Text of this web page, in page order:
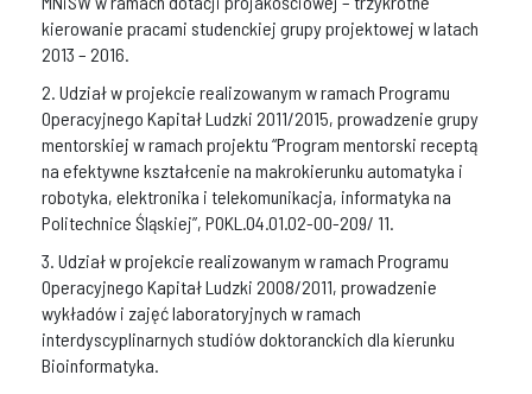
kierowanie pracami studenckiej grupy projektowej w latach
2013 – 2016.
2. Udział w projekcie realizowanym w ramach Programu
Operacyjnego Kapitał Ludzki 2011/2015, prowadzenie grupy
mentorskiej w ramach projektu “Program mentorski receptą
na efektywne kształcenie na makrokierunku automatyka i
robotyka, elektronika i telekomunikacja, informatyka na
Politechnice Śląskiej”, POKL.04.01.02-00-209/ 11.
3. Udział w projekcie realizowanym w ramach Programu
Operacyjnego Kapitał Ludzki 2008/2011, prowadzenie
wykładów i zajęć laboratoryjnych w ramach
interdyscyplinarnych studiów doktoranckich dla kierunku
Bioinformatyka.